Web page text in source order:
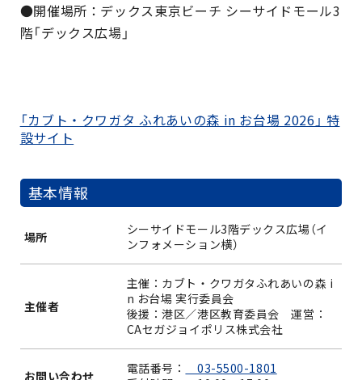
●開催場所：デックス東京ビーチ シーサイドモール3
階「デックス広場」
「カブト・クワガタ ふれあいの森 in お台場 2026」 特
設サイト
基本情報
場所
シーサイドモール3階デックス広場（イ
ンフォメーション横）
主催者
主催：カブト・クワガタふれあいの森 i
n お台場 実行委員会
後援：港区／港区教育委員会 運営：
CAセガジョイポリス株式会社
お問い合わせ 電話番号：
03-5500-1801